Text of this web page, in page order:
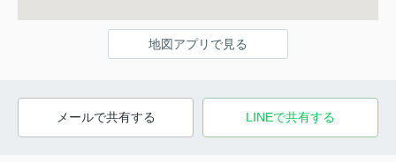
地図アプリで見る
メールで共有する LINEで共有する